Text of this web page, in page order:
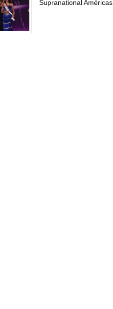
Supranational Américas